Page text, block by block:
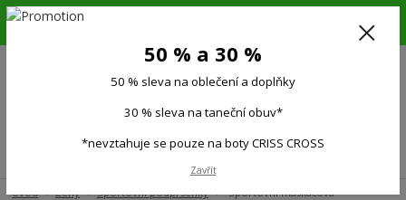
6.-16.8.26. DOVOLENÁ !!! 50 % SLEVA na všechno oblečení a doplňky !!!
(Po-Pá 9:00-15.00)
Úvod Ženy Sportovní podprsenky
Sportovní maskáčová
50 % a 30 %
50 % sleva na oblečení a doplňky
30 % sleva na taneční obuv*
*nevztahuje se pouze na boty CRISS CROSS
Zavřít